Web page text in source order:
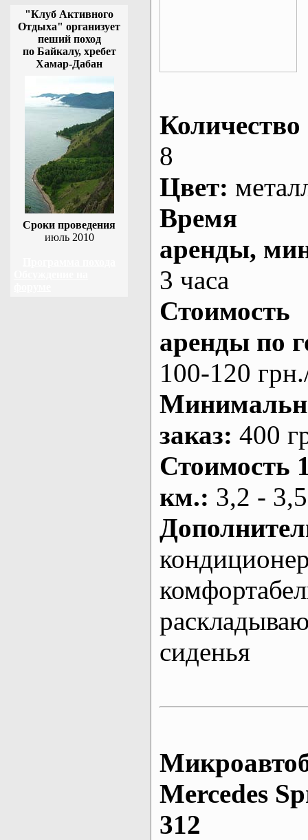
"Клуб Активного
Отдыха" организует
пеший поход
по Байкалу, хребет
Хамар-Дабан
Сроки проведения
июль 2010
Количество
8
Цвет:
Время
аренды,
3 часа
Стоимость
аренды по
100-120
заказ: 400
Стоимость
км.: 3,2 -
сиденья
Mеrcedes
312